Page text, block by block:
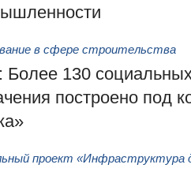
в сфере строительства
130
построено под
проект «Инфраструктура